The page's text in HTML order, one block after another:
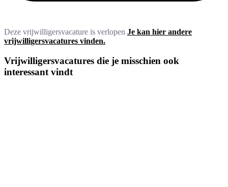
Deze vrijwilligersvacature is verlopen Je kan hier andere
vrijwilligersvacatures vinden.
Vrijwilligersvacatures die je misschien ook
interessant vindt